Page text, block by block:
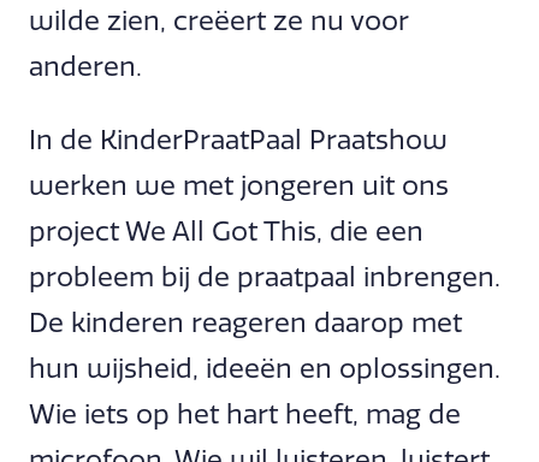
wilde zien, creëert ze nu voor
anderen.
In de KinderPraatPaal Praatshow
werken we met jongeren uit ons
project We All Got This, die een
probleem bij de praatpaal inbrengen.
De kinderen reageren daarop met
hun wijsheid, ideeën en oplossingen.
Wie iets op het hart heeft, mag de